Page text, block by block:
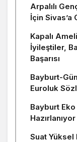
Arpalılı
İçin Sivas’a
Kapalı
İyileştiler,
Başarısı
Bayburt-
Euroluk
Bayburt Eko
Hazırlanıyor
Suat Yüksel